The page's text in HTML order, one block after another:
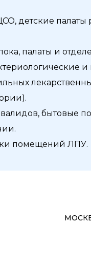
детские
палаты и
и
помещений ЛПУ.